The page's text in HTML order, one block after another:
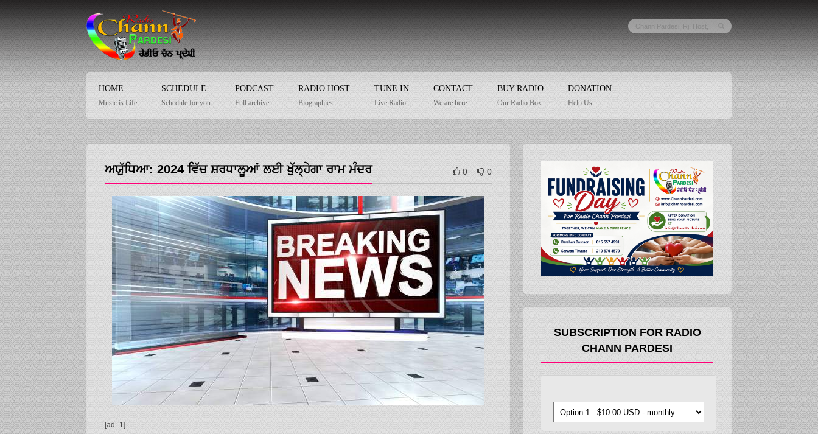
HOME
Music is Life
SCHEDULE
Schedule for you
PODCAST
Full archive
RADIO HOST
Biographies
TUNE IN
Live Radio
CONTACT
We are here
BUY RADIO
Our Radio Box
DONATION
Help Us
ਅਯੁੱਧਿਆ: 2024 ਵਿੱਚ ਸ਼ਰਧਾਲੂਆਂ ਲਈ ਖੁੱਲ੍ਹੇਗਾ ਰਾਮ ਮੰਦਰ 0 0
[ad_1]
SUBSCRIPTION FOR RADIO
CHANN PARDESI